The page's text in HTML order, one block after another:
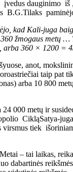
dauginimo iš
B.G.Tilaks
ėjo , kad Kali-juga
360 žmogaus metų …
arba 360 × 1200 =
anot,
taip pat
arba 10 800
000 metų ir
CikląSatya-
tiek
– tai laikas,